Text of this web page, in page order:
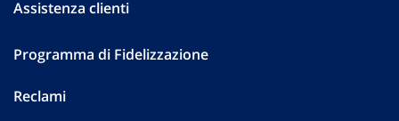
Assistenza clienti
Programma di Fidelizzazione
Reclami